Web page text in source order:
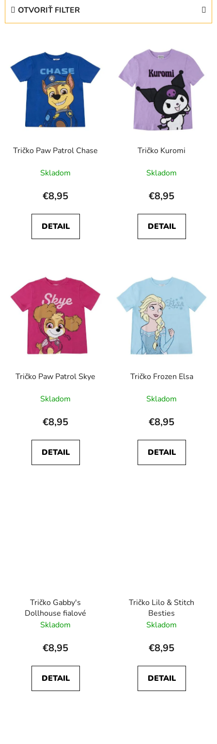
OTVORIŤ FILTER
p
Tričko Paw Patrol Chase
Skladom
€8,95
DETAIL
Tričko Kuromi
Skladom
€8,95
DETAIL
Tričko Paw Patrol Skye
Skladom
€8,95
DETAIL
Tričko Frozen Elsa
Skladom
€8,95
DETAIL
Tričko Gabby's
Dollhouse fialové
Skladom
€8,95
DETAIL
Tričko Lilo & Stitch
Besties
Skladom
€8,95
DETAIL